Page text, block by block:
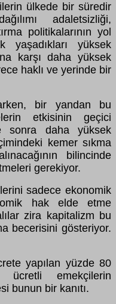
ülkede bir süredir
adaletsizliği,
politikalarının yol
yaşadıkları yüksek
karşı daha yüksek
haklı ve yerinde bir
bir yandan bu
etkisinin geçici
sonra daha yüksek
kemer sıkma
bilincinde
gerekiyor.
sadece ekonomik
hak elde etme
zira kapitalizm bu
becerisini gösteriyor.
yapılan yüzde 80
ücretli emekçilerin
bunun bir kanıtı.